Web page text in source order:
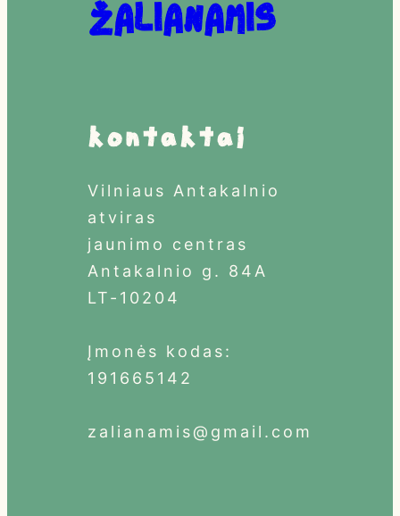
Žalianamis
Kontaktai
Vilniaus Antakalnio
atviras
jaunimo centras
Antakalnio g. 84A
LT-10204
Įmonės kodas:
191665142
zalianamis@gmail.com